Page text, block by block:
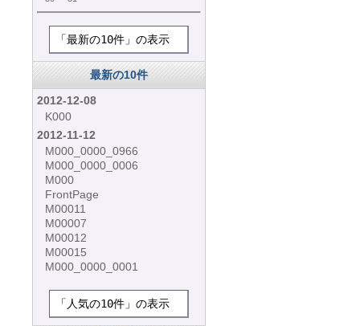
「最新の10件」の表示
最新の10件
2012-12-08
K000
2012-11-12
M000_0000_0966
M000_0000_0006
M000
FrontPage
M00011
M00007
M00012
M00015
M000_0000_0001
「人気の10件」の表示